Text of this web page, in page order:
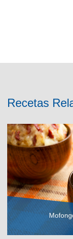
Recetas